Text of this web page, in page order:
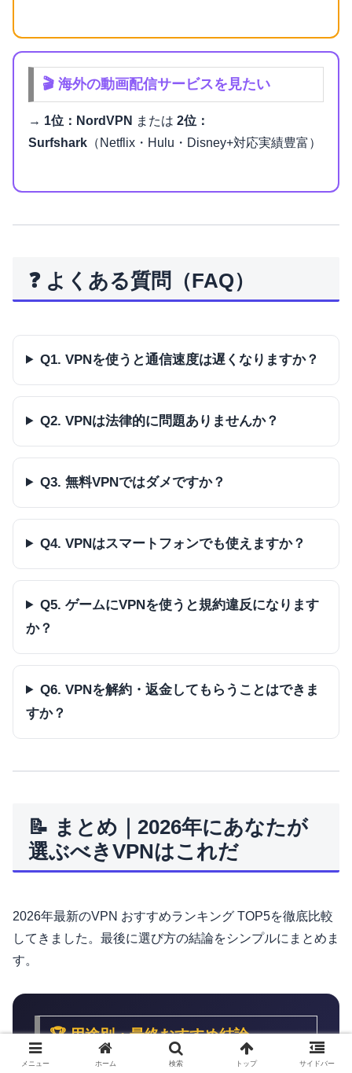
🎬 海外の動画配信サービスを見たい
→ 1位：NordVPN または 2位：
Surfshark （Netflix・Hulu・Disney+対応実績豊富）
❓ よくある質問（FAQ）
Q1. VPNを使うと通信速度は遅くなりますか？
Q2. VPNは法律的に問題ありませんか？
Q3. 無料VPNではダメですか？
Q4. VPNはスマートフォンでも使えますか？
Q5. ゲームにVPNを使うと規約違反になります
か？
Q6. VPNを解約・返金してもらうことはできま
すか？
📝 まとめ｜2026年にあなたが
選ぶべきVPNはこれだ
2026年最新のVPN おすすめランキング TOP5を徹底比較
してきました。最後に選び方の結論をシンプルにまとめま
す。
🏆 用途別・最終おすすめ結論
メニュー ホーム 検索 トップ サイドバー